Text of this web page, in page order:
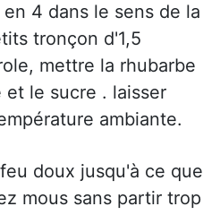
4 dans le sens de la
tronçon d'1,5
mettre la rhubarbe
et le sucre . laisser
ambiante.
doux jusqu'à ce que
mous sans partir trop